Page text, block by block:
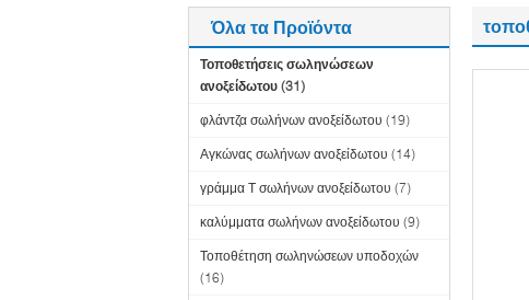
Όλα τα Προϊόντα
Τοποθετήσεις σωληνώσεων
ανοξείδωτου (31)
φλάντζα σωλήνων ανοξείδωτου (19)
Αγκώνας σωλήνων ανοξείδωτου (14)
γράμμα Τ σωλήνων ανοξείδωτου (7)
καλύμματα σωλήνων ανοξείδωτου (9)
Τοποθέτηση σωληνώσεων υποδοχών
(16)